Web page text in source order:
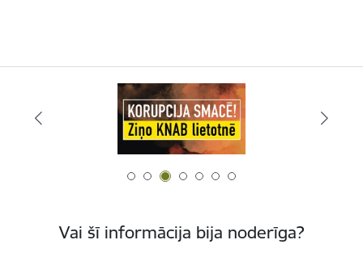
Vai šī informācija bija noderīga?